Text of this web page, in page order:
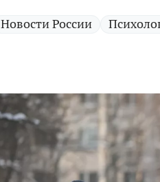
Новости России